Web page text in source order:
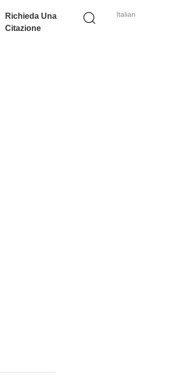
Italian
Richieda Una
Citazione